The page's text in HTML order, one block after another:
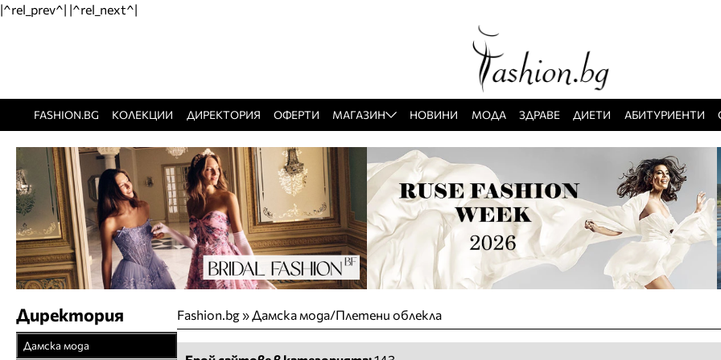
|^rel_prev^| |^rel_next^|
FASHION.BG КОЛЕКЦИИ ДИРЕКТОРИЯ ОФЕРТИ МАГАЗИН НОВИНИ МОДА ЗДРАВЕ ДИЕТИ АБИТУРИЕНТИ
Fashion.bg»Дамска мода/Плетени облекла
Директория
Дамска мода